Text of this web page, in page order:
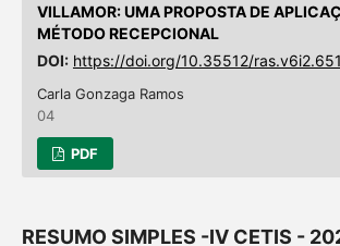
VILLAMOR: UMA PROPOSTA DE
MÉTODO RECEPCIONAL
DOI: https://doi.org/10.35512/
Carla Gonzaga Ramos
04
PDF
RESUMO SIMPLES -IV CETIS -